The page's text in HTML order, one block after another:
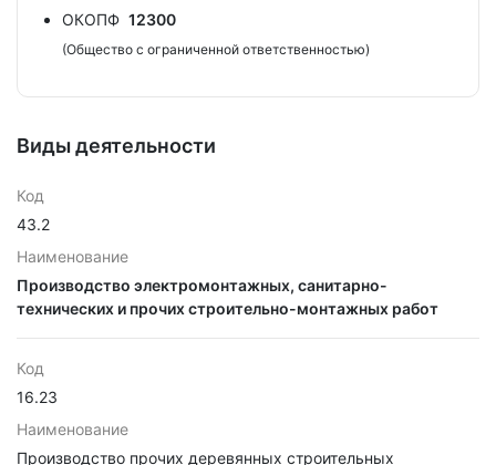
ОКОПФ 12300
(Общество с ограниченной ответственностью)
Виды деятельности
Код
43.2
Наименование
Производство электромонтажных, санитарно-
технических и прочих строительно-монтажных работ
Код
16.23
Наименование
Производство прочих деревянных строительных